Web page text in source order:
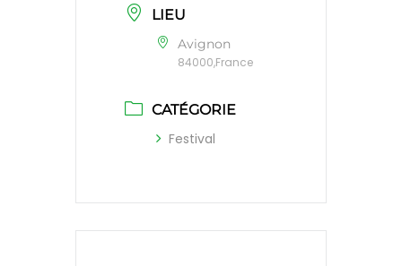
LIEU
Avignon
84000,France
CATÉGORIE
Festival